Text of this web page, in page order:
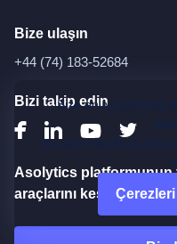
Bize ulaşın
+44 (74) 183-52684
Bizi takip edin
Asolytics platformunun
araçlarını keşfedin
Size en iyi çevrimiçi
Bu web sitesini